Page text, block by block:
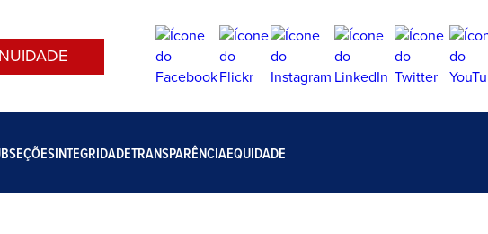
INTEGRIDADETRANSPARÊNCIAEQUIDADE